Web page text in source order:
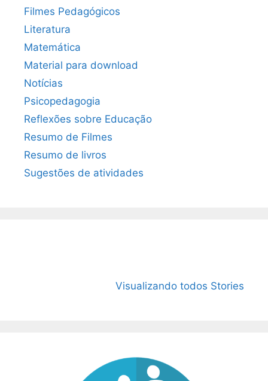
Filmes Pedagógicos
Literatura
Matemática
Material para download
Notícias
Psicopedagogia
Reflexões sobre Educação
Resumo de Filmes
Resumo de livros
Sugestões de atividades
Visualizando todos Stories
vendidos de